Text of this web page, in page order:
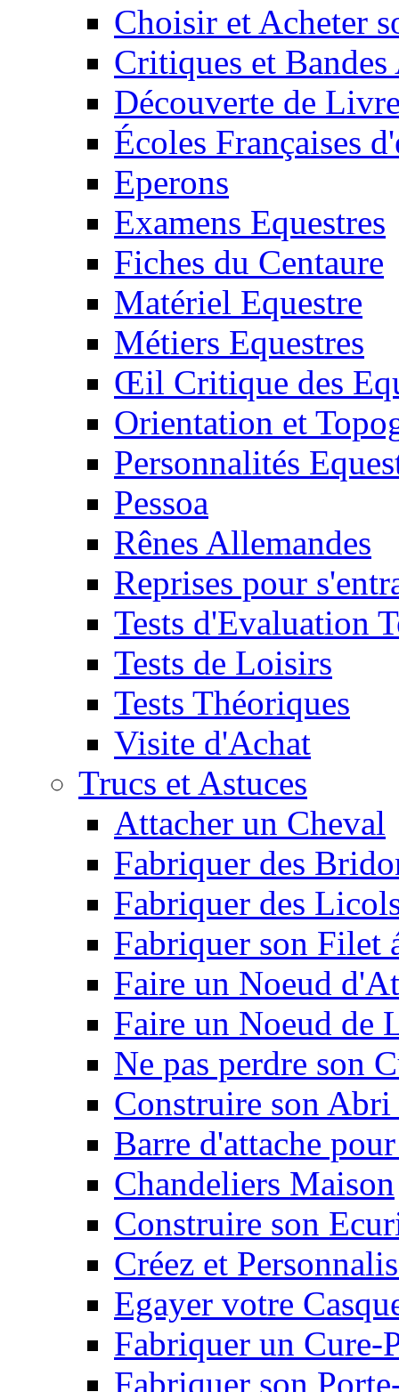
Choisir et Acheter
Critiques et
Découverte de
Écoles Françaises
Eperons
Examens Equestres
Fiches du Centaure
Matériel Equestre
Métiers Equestres
Œil Critique des
Orientation et
Personnalités
Pessoa
Rênes Allemandes
Reprises pour
Tests d'Evaluation
Tests de Loisirs
Tests Théoriques
Visite d'Achat
Trucs et Astuces
Attacher un Cheval
Fabriquer des
Fabriquer des
Fabriquer son Filet
Faire un Noeud
Faire un Noeud de
Ne pas perdre son
Construire son
Barre d'attache
Chandeliers Maison
Construire son
Créez et
Egayer votre
Fabriquer un Cure-
Fabriquer son